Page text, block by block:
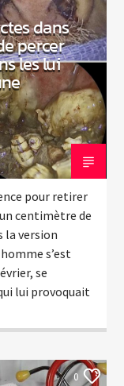
dans
percer
les lui
pour retirer
centimètre de
la version
s’est
se
lui provoquait
0